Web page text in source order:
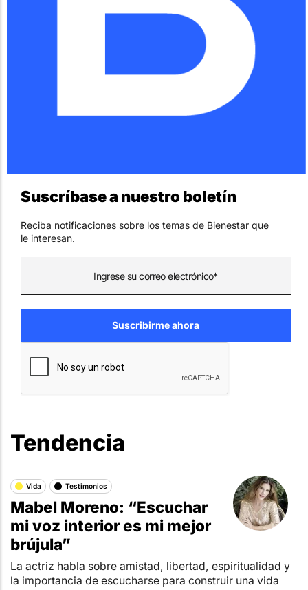
Suscríbase a nuestro boletín
Reciba notificaciones sobre los temas de Bienestar que
le interesan.
Tendencia
Vida Testimonios
Mabel Moreno: “Escuchar
mi voz interior es mi mejor
brújula”
La actriz habla sobre amistad, libertad, espiritualidad y
la importancia de escucharse para construir una vida